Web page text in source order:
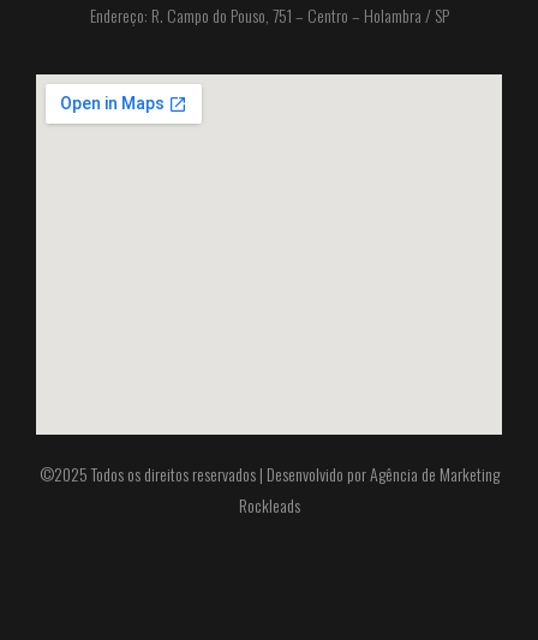
Endereço: R. Campo do Pouso, 751 – Centro – Holambra / SP
©2025 Todos os direitos reservados | Desenvolvido porAgência de Marketing
Rockleads